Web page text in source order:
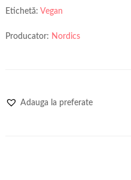
Etichetă: Vegan
Producator: Nordics
Adauga la preferate